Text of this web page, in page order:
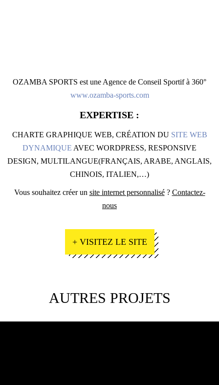
OZAMBA SPORTS est une Agence de Conseil Sportif à 360°
www.ozamba-sports.com
EXPERTISE :
CHARTE GRAPHIQUE WEB, CRÉATION DU SITE WEB
DYNAMIQUE AVEC WORDPRESS, RESPONSIVE
DESIGN, MULTILANGUE(FRANÇAIS, ARABE, ANGLAIS,
CHINOIS, ITALIEN,…)
Vous souhaitez créer un site internet personnalisé? Contactez-
nous
+ VISITEZ LE SITE
AUTRES PROJETS